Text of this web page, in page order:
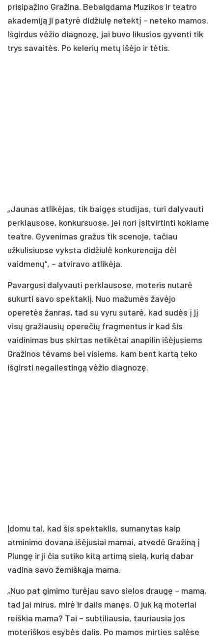
prisipažino Gražina. Bebaigdama Muzikos ir teatro
akademiją ji patyrė didžiulę netektį – neteko mamos.
Išgirdus vėžio diagnozę, jai buvo likusios gyventi tik
trys savaitės. Po kelerių metų išėjo ir tėtis.
„Jaunas atlikėjas, tik baigęs studijas, turi dalyvauti
perklausose, konkursuose, jei nori įsitvirtinti kokiame
teatre. Gyvenimas gražus tik scenoje, tačiau
užkulisiuose vyksta didžiulė konkurencija dėl
vaidmenų“, – atviravo atlikėja.
Pavargusi dalyvauti perklausose, moteris nutarė
sukurti savo spektaklį. Nuo mažumės žavėjo
operetės žanras, tad su vyru sutarė, kad sudės į jį
visų gražiausių operečių fragmentus ir kad šis
vaidinimas bus skirtas netikėtai anapilin išėjusiems
Gražinos tėvams bei visiems, kam bent kartą teko
išgirsti negailestingą vėžio diagnozę.
Įdomu tai, kad šis spektaklis, sumanytas kaip
atminimo dovana išėjusiai mamai, atvedė Gražiną į
Plungę ir ji čia sutiko kitą artimą sielą, kurią dabar
vadina savo žemiškąja mama.
„Nuo pat gimimo turėjau savo sielos draugę – mamą,
tad jai mirus, mirė ir dalis manęs. O juk ką moteriai
reiškia mama? Tai – subtiliausia, tauriausia jos
moteriškos esybės dalis. Po mamos mirties salėse